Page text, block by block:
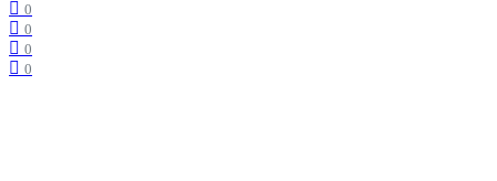
0
0
0
0